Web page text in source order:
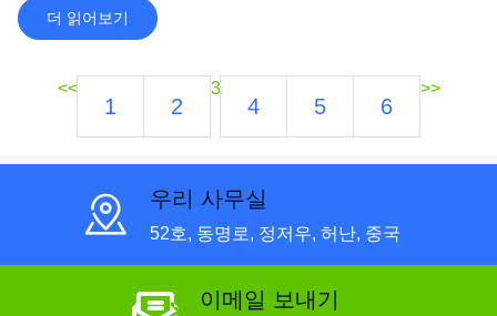
더 읽어보기
<<
1 2
3
4 5 6
>>
우리 사무실
52호, 동명로, 정저우, 허난, 중국
이메일 보내기